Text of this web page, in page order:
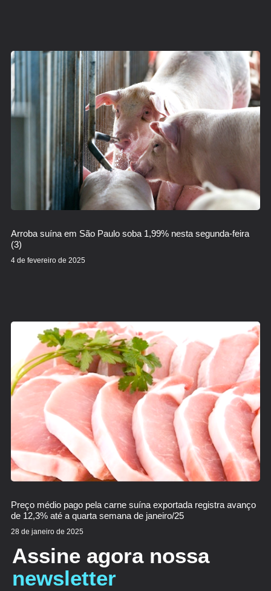
Arroba suína em São Paulo soba 1,99% nesta segunda-feira
(3)
4 de fevereiro de 2025
Preço médio pago pela carne suína exportada registra avanço
de 12,3% até a quarta semana de janeiro/25
28 de janeiro de 2025
Assine agora nossa
newsletter